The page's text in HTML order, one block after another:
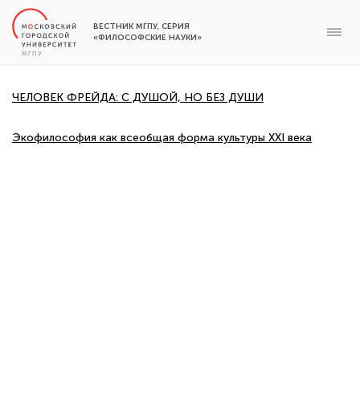
ВЕСТНИК МГПУ, СЕРИЯ
«ФИЛОСОФСКИЕ НАУКИ»
ЧЕЛОВЕК ФРЕЙДА: С ДУШОЙ, НО БЕЗ ДУШИ
Экофилософия как всеобщая форма культуры XXI века